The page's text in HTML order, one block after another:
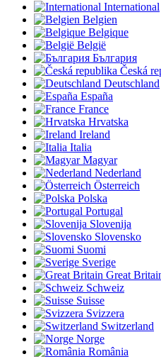
International
Belgien
Belgique
België
България
Česká
Deutschland
España
France
Hrvatska
Ireland
Italia
Magyar
Nederland
Österreich
Polska
Portugal
Slovenija
Slovensko
Suomi
Sverige
Great
Schweiz
Suisse
Svizzera
Switzerland
Norge
România